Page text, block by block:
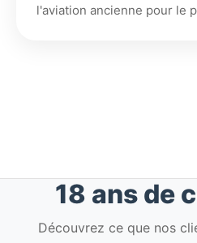
l'aviation ancienne pour le
18 ans de
Découvrez ce que nos